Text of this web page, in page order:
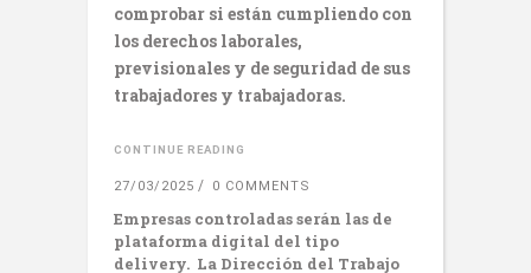
comprobar si están cumpliendo con
los derechos laborales,
previsionales y de seguridad de sus
trabajadores y trabajadoras.
CONTINUE READING
27/03/2025 0 COMMENTS
Empresas controladas serán las de
plataforma digital del tipo
delivery. La Dirección del Trabajo